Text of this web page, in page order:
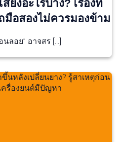
ยงอะไรบ้าง? เรื่องที่
อสองไม่ควรมองข้าม
ลอย” อาจสร […]